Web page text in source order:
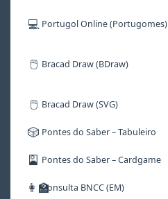
💻 Portugol Online (Portugomes)
🖱️ Bracad Draw (BDraw)
🖱️ Bracad Draw (SVG)
🎲 Pontes do Saber – Tabuleiro
🎴 Pontes do Saber – Cardgame
👩‍🏫Consulta BNCC (EM)